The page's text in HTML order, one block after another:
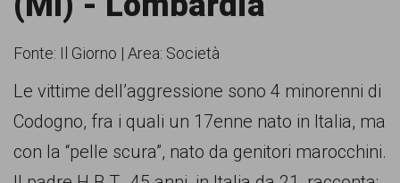
razzismo
sito
approfondimento
comunicazione
Fonte: Il Giorno | Area: Società
Le vittime dell’aggressione sono 4 minorenni di
Codogno, fra i quali un 17enne nato in Italia, ma
con la “pelle scura”, nato da genitori marocchini.